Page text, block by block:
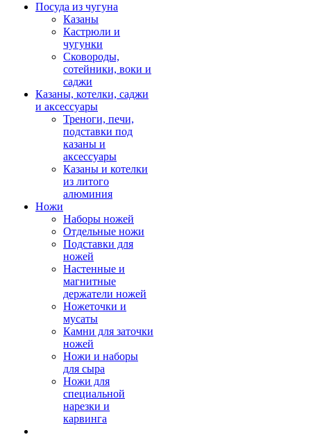
Посуда из чугуна
Казаны
Кастрюли и
чугунки
Сковороды,
сотейники, воки и
саджи
Казаны, котелки, саджи
и аксессуары
Треноги, печи,
подставки под
казаны и
аксессуары
Казаны и котелки
из литого
алюминия
Ножи
Наборы ножей
Отдельные ножи
Подставки для
ножей
Настенные и
магнитные
держатели ножей
Ножеточки и
мусаты
Камни для заточки
ножей
Ножи и наборы
для сыра
Ножи для
специальной
нарезки и
карвинга